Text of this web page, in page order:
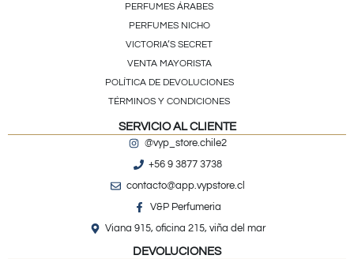
PERFUMES ÁRABES
PERFUMES NICHO
VICTORIA’S SECRET
VENTA MAYORISTA
POLÍTICA DE DEVOLUCIONES
TÉRMINOS Y CONDICIONES
SERVICIO AL CLIENTE
@vyp_store.chile2
+56 9 3877 3738
contacto@app.vypstore.cl
V&P Perfumeria
Viana 915, oficina 215, viña del mar
DEVOLUCIONES